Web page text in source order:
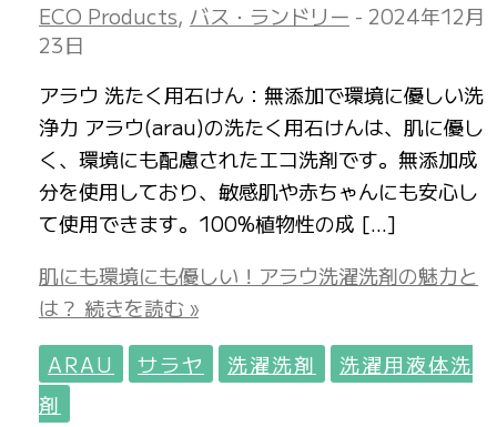
ECO Products, バス・ランドリー - 2024年12月
23日
アラウ 洗たく用石けん：無添加で環境に優しい洗
浄力 アラウ(arau)の洗たく用石けんは、肌に優し
く、環境にも配慮されたエコ洗剤です。無添加成
分を使用しており、敏感肌や赤ちゃんにも安心し
て使用できます。100%植物性の成 […]
肌にも環境にも優しい！アラウ洗濯洗剤の魅力と
は？ 続きを読む »
ARAU
サラヤ 洗濯洗剤
洗濯用液体洗
剤